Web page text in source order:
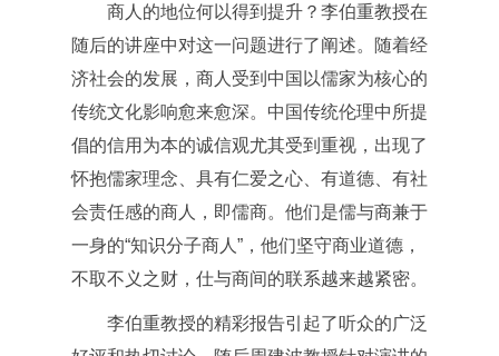
商人的地位何以得到提升？李伯重教授在
随后的讲座中对这一问题进行了阐述。随着经
济社会的发展，商人受到中国以儒家为核心的
传统文化影响愈来愈深。中国传统伦理中所提
倡的信用为本的诚信观尤其受到重视，出现了
怀抱儒家理念、具有仁爱之心、有道德、有社
会责任感的商人，即儒商。他们是儒与商兼于
一身的“知识分子商人”，他们坚守商业道德，
不取不义之财，仕与商间的联系越来越紧密。
李伯重教授的精彩报告引起了听众的广泛